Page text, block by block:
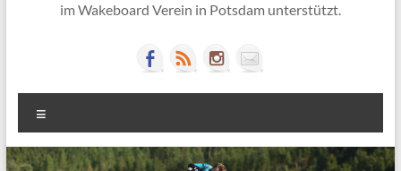
im Wakeboard Verein in Potsdam unterstützt.